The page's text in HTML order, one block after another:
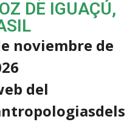
DE IGUAÇÚ,
noviembre de
del